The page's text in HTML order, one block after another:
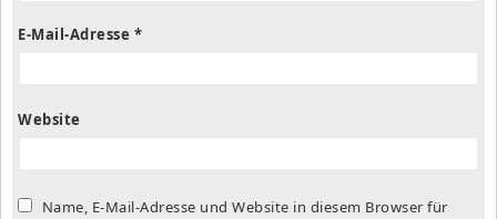
E-Mail-Adresse *
Website
Name, E-Mail-Adresse und Website in diesem Browser für